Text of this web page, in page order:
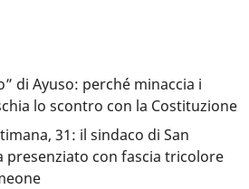
di Ayuso: perché minaccia i
lo scontro con la Costituzione
31: il sindaco di San
presenziato con fascia tricolore